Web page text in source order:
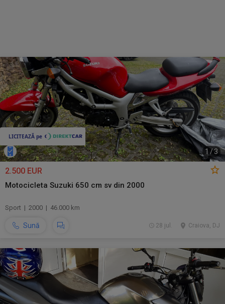
1 /3
2.500 EUR
Motocicleta Suzuki 650 cm sv din 2000
Sport | 2000 | 46.000 km
Sună Craiova, DJ
28 jul.